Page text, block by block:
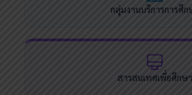
กลุ่มงานบริการการศึก
สารสนเทศเพื่อศึกษา